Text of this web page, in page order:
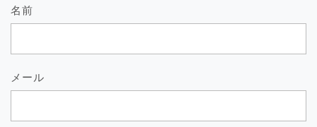
名前
メール